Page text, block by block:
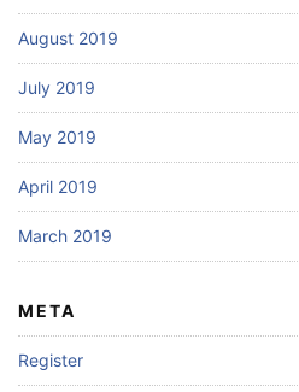
August 2019
July 2019
May 2019
April 2019
March 2019
META
Register